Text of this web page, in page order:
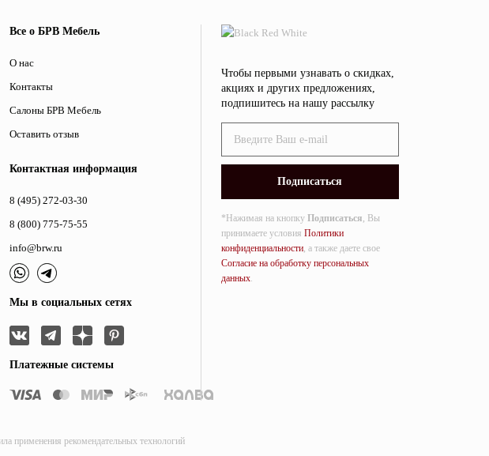
Все о БРВ Мебель
О нас
Контакты
Салоны БРВ Мебель
Оставить отзыв
Контактная информация
8 (495) 272-03-30
8 (800) 775-75-55
info@brw.ru
Мы в социальных сетях
Платежные системы
Чтобы первыми узнавать о скидках,
акциях и других предложениях,
подпишитесь на нашу рассылку
*Нажимая на кнопку Подписаться, Вы
принимаете условия Политики
конфиденциальности, а также даете свое
Согласие на обработку персональных
данных.
применения рекомендательных технологий